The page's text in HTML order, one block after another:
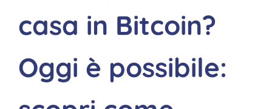
casa in Bitcoin?
Oggi è possibile: